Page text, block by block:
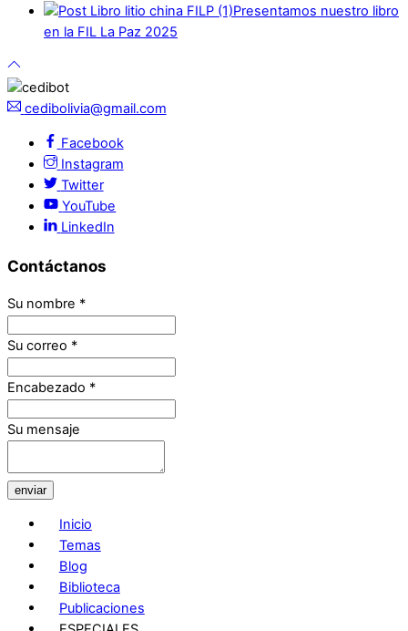
Presentamos nuestro libro
en la FIL La Paz 2025
cedibolivia@gmail.com
Facebook
Instagram
Twitter
YouTube
LinkedIn
Contáctanos
Su nombre *
Su correo *
Encabezado *
Su mensaje
enviar
Inicio
Temas
Blog
Biblioteca
Publicaciones